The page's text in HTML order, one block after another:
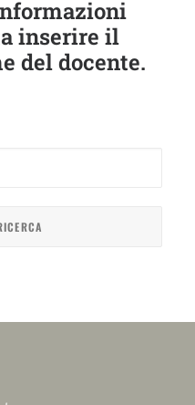
inserire il
del docente.